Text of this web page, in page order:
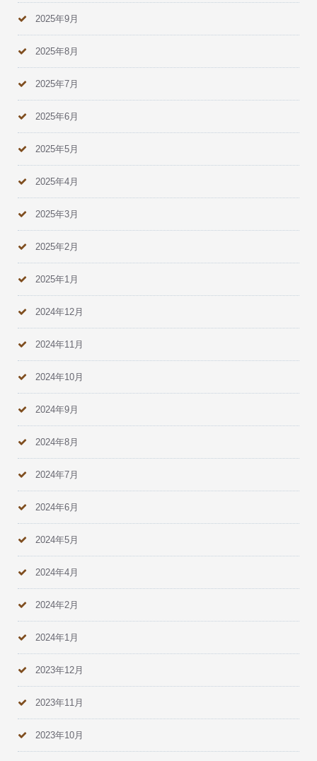
2025年9月
2025年8月
2025年7月
2025年6月
2025年5月
2025年4月
2025年3月
2025年2月
2025年1月
2024年12月
2024年11月
2024年10月
2024年9月
2024年8月
2024年7月
2024年6月
2024年5月
2024年4月
2024年2月
2024年1月
2023年12月
2023年11月
2023年10月